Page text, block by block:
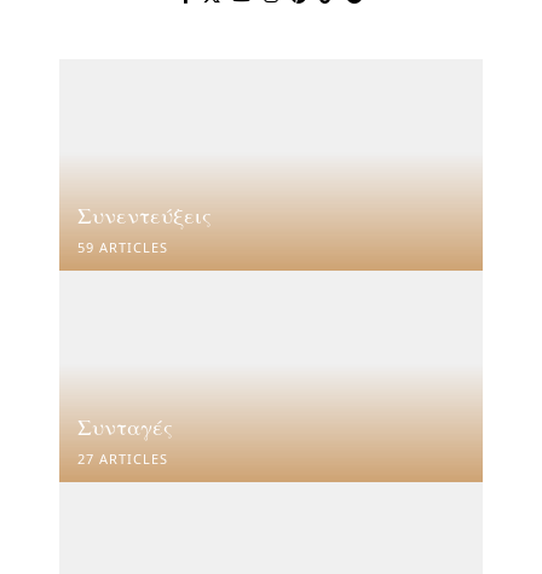
Συνεντεύξεις
59 ARTICLES
Συνταγές
27 ARTICLES